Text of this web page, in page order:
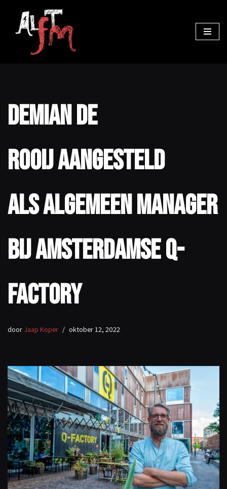
Demian de
Rooij aangesteld
als algemeen manager
bij Amsterdamse Q-
Factory
door Jaap Koper oktober 12, 2022